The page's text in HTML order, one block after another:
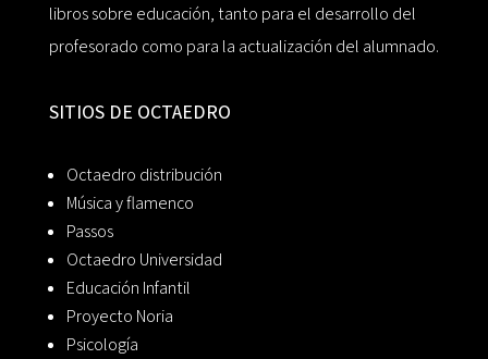
libros sobre educación, tanto para el desarrollo del
profesorado como para la actualización del alumnado.
SITIOS DE OCTAEDRO
Octaedro distribución
Música y flamenco
Passos
Octaedro Universidad
Educación Infantil
Proyecto Noria
Psicología